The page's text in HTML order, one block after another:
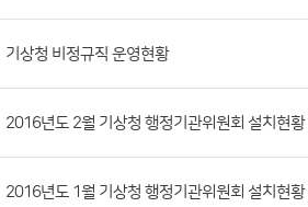
류,
첨
록
기상청 비정규직 운영현황
2016년도 2월 기상청 행정기관위원회 설치현황
2016년도 1월 기상청 행정기관위원회 설치현황